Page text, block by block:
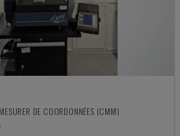
DE COORDONNÉES (CMM)